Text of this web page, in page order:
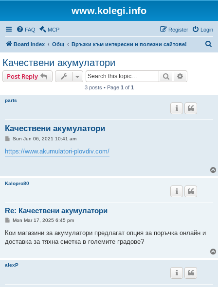
www.kolegi.info
FAQ MCP Login
Register
Board index Общ Връзки към интересни и полезни сайтове!
Качествени акумулатори
Post Reply Search
3 posts • Page 1 of 1
parts
Качествени акумулатори
P
s
t
Sun Jun 06, 2021 10:41 am
https://www.akumulatori-plovdiv.com/
Kalopro80
Re: Качествени акумулатори
P
s
Mon Mar 17, 2025 6:45 pm
Кои магазини за акумулатори предлагат опция за поръчка онлайн и
доставка за тяхна сметка в големите градове?
alexP